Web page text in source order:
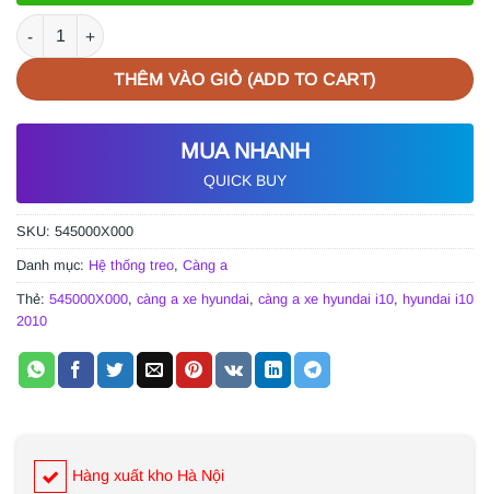
CÀNG A XE HYUNDAI I10 2010 số lượng
THÊM VÀO GIỎ (ADD TO CART)
MUA NHANH
QUICK BUY
SKU: 545000X000
Danh mục: Hệ thống treo, Càng a
Thẻ: 545000X000, càng a xe hyundai, càng a xe hyundai i10, hyundai i10
2010
Hàng xuất kho Hà Nội